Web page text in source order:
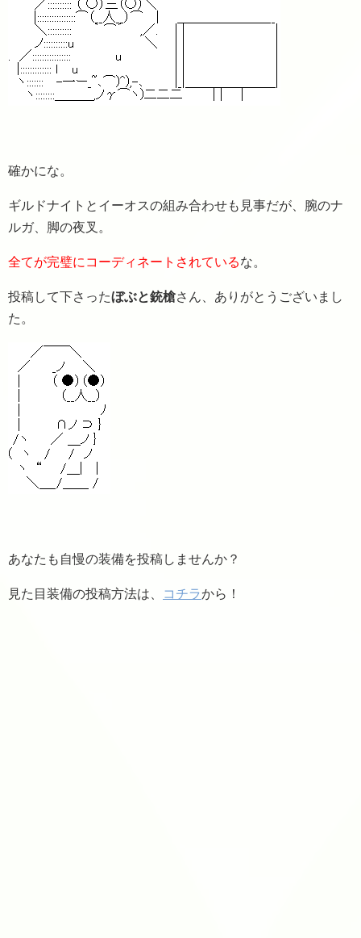
確かにな。
ギルドナイトとイーオスの組み合わせも見事だが、腕のナ
ルガ、脚の夜叉。
全てが完璧にコーディネートされているな。
投稿して下さったぼぶと銃槍さん、ありがとうございまし
た。
あなたも自慢の装備を投稿しませんか？
見た目装備の投稿方法は、 コチラから！